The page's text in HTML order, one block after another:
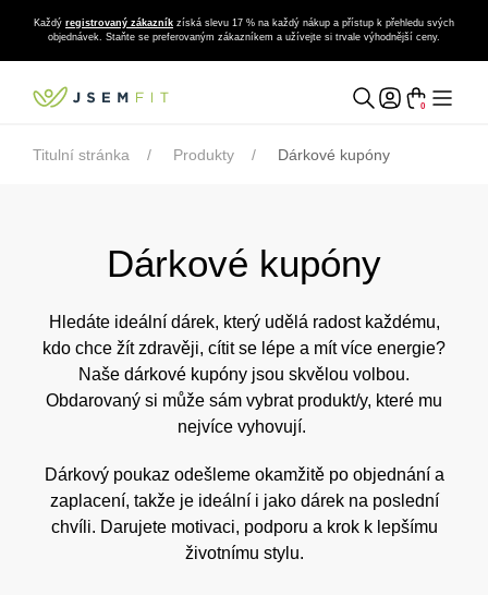
Každý registrovaný zákazník získá slevu 17 % na každý nákup a přístup k přehledu svých
objednávek. Staňte se preferovaným zákazníkem a užívejte si trvale výhodnější ceny.
0
Titulní stránka Produkty Dárkové kupóny
Dárkové kupóny
Hledáte ideální dárek, který udělá radost každému,
kdo chce žít zdravěji, cítit se lépe a mít více energie?
Naše dárkové kupóny jsou skvělou volbou.
Obdarovaný si může sám vybrat produkt/y, které mu
nejvíce vyhovují.
Dárkový poukaz odešleme okamžitě po objednání a
zaplacení, takže je ideální i jako dárek na poslední
chvíli. Darujete motivaci, podporu a krok k lepšímu
životnímu stylu.